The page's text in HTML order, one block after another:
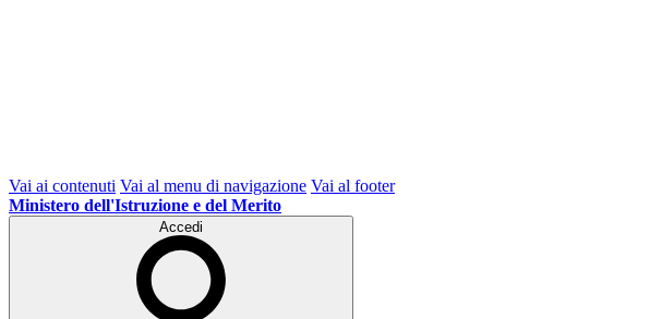
Vai ai contenuti Vai al menu di navigazione Vai al footer
Ministero dell'Istruzione e del Merito
Accedi